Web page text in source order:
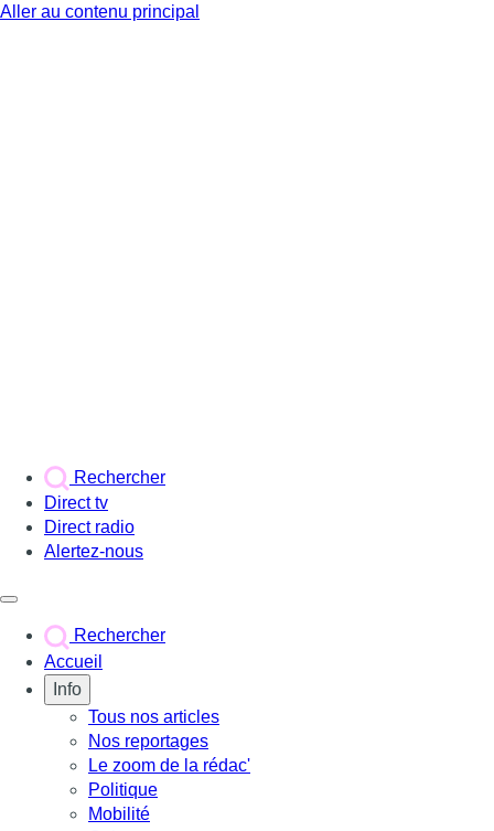
Aller au contenu principal
Rechercher
Direct tv
Direct radio
Alertez-nous
Rechercher
Accueil
Info
Tous nos articles
Nos reportages
Le zoom de la rédac'
Politique
Mobilité